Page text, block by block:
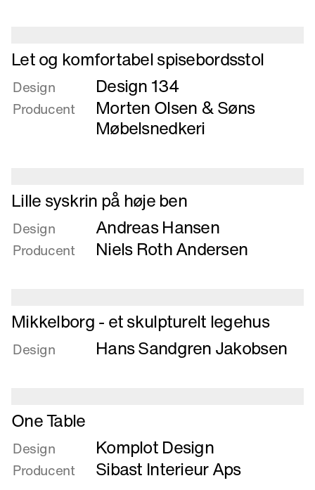
Læs
mere
om
Let
og
Let og komfortabel spisebordsstol
Design Design 134
Producent
Morten Olsen & Søns
Møbelsnedkeri
Læs
mere
om
Lille
syskrin
Lille syskrin på høje ben
Design Andreas Hansen
Producent Niels Roth Andersen
Læs
mere
om
skulpturelt
legehus
Mikkelborg - et skulpturelt legehus
Design Hans Sandgren Jakobsen
Læs
mere
om
One
Table
One Table
Design Komplot Design
Producent Sibast Interieur Aps